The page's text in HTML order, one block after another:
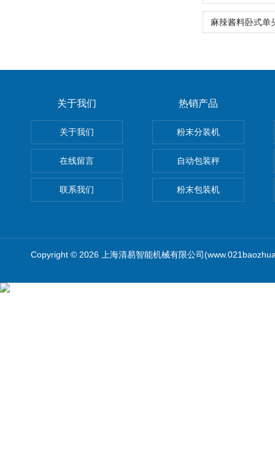
关于我们
关于我们
在线留言
联系我们
热销产品
粉末分装机
自动包装秤
粉末包装机
Copyright © 2026 上海清易智能机械有限公司